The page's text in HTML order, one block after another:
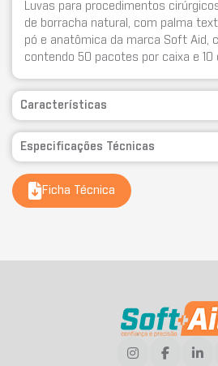
Luvas para procedimentos
de borracha natural, com palma
pó e anatômica da marca Soft Aid,
contendo 50 pacotes por caixa e 10
Características
Especificações Técnicas
Ficha Técnica